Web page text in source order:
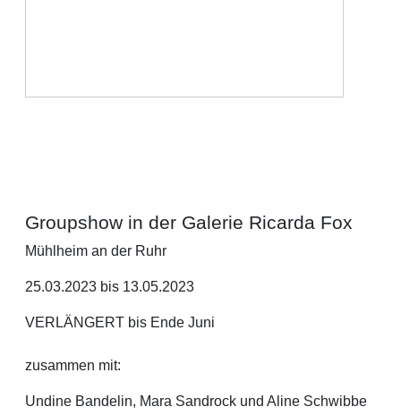
Groupshow in der Galerie Ricarda Fox
Mühlheim an der Ruhr
25.03.2023 bis 13.05.2023
VERLÄNGERT bis Ende Juni
zusammen mit:
Undine Bandelin, Mara Sandrock und Aline Schwibbe